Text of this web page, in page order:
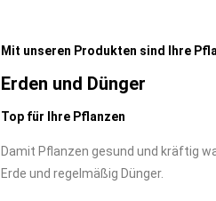
Mit unseren Produkten sind Ihre
Erden und Dünger
Top für Ihre Pflanzen
Damit Pflanzen gesund und kräftig
Erde und regelmäßig Dünger.